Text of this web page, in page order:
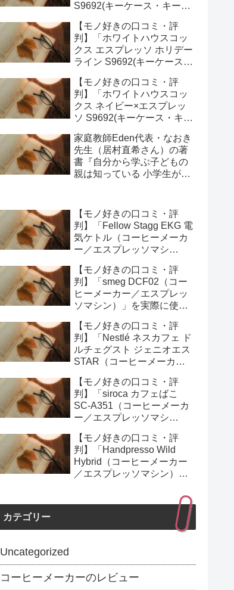
S9692(キーケース・キーオ
ってみた正直感想
【モノ好きの口コミ・評
判】「ホワイトハウスコッ
クス エスプレッソ ホリデー
ライン S9692(キーケース・
際に使ってみた正直感想
【モノ好きの口コミ・評
判】「ホワイトハウスコッ
クス ネイビー×エスプレッ
ソ S9692(キーケース・キー
使ってみた正直感想
家庭教師Eden代表・なおき
先生（居村直希さん）の著
書『自分から学ぶ子どもの
親は知っている 小学生が勉
が紹介します
【モノ好きの口コミ・評
判】「Fellow Stagg EKG 電
気ケトル（コーヒーメーカ
ー／エスプレッソマシ
正直感想
【モノ好きの口コミ・評
判】「smeg DCF02（コー
ヒーメーカー／エスプレッ
ソマシン）」を実際に使っ
【モノ好きの口コミ・評
判】「Nestlé ネスカフェ ド
ルチェグスト ジェニオエス
STAR（コーヒーメーカー
を実際に使ってみた正直感
想
【モノ好きの口コミ・評
判】「siroca カフェばこ
SC-A351（コーヒーメーカ
ー／エスプレッソマシ
正直感想
【モノ好きの口コミ・評
判】「Handpresso Wild
Hybrid（コーヒーメーカー
／エスプレッソマシン）」
カテゴリー
Uncategorized
コーヒーメーカーのレビュー